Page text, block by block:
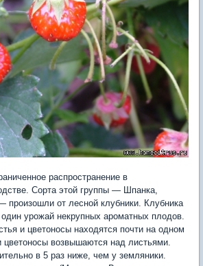
распространение в
Сорта этой группы — Шпанка,
произошли от лесной клубники. Клубника
урожай некрупных ароматных плодов.
и цветоносы находятся почти на одном
цветоносы возвышаются над листьями.
в 5 раз ниже, чем у земляники.